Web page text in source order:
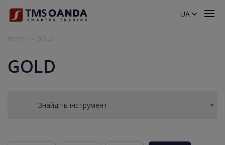
GOLD
Знайдіть інструмент
UA